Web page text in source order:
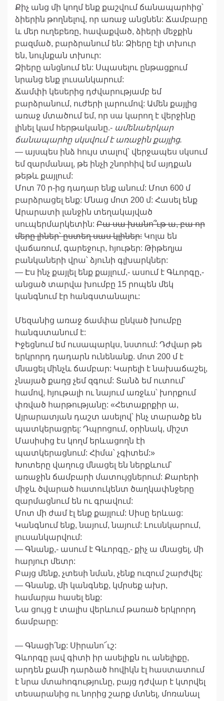
Քիչ անց մի կողմ ենք քաշվում ճանապարհից՝
ձիերին թողնելով, որ առաջ անցնեն: Ճամբարը
և մեր ուղեբեռը, հավաքված, ձիերի մեջքին
բազմած, բարձրանում են: Ձիերը էլի տխուր
են, նույնքան տխուր:
Ձիերը անցնում են: Սպասելու ընթացքում
նրանց ենք լուսանկարում:
Ճամփի կեսերից դժվարությամբ եմ
բարձրանում, ուժերի լարումով: Ամեն քայլից
առաջ մտածում եմ, որ սա կարող է վերջինը
լինել կամ հերթականը.- ամենաերկար
ճանապարհը սկսվում է առաջին քայլից.
— այսպես ինձ հույս տալով՝ վերջապես սկսում
եմ զարմանալ, թե ինչի շնորհիվ եմ այդքան
թեթև քայլում:
Մոտ 70 ր-ից դադար ենք անում: Մոտ 600 մ
բարձրացել ենք: Մնաց մոտ 200 մ: Հասել ենք
Արարատի լանջին տեղակայված
սուպերմարկետին: Բա սա խանո՞ւթ ա, բա որ
մերը լիներ՝ ըստեղ սաս կլիներ: Կոլա են
վաճառում, գարեջուր, հյութեր: Թիթեղյա
բանկաների վրա՝ ձյունի գլխարկներ:
— Էս ինչ քայլել ենք քայլում,- ասում է Գևորգը,-
անցած տարվա խումբը 15 րոպեն մեկ
կանգնում էր հանգստանալու:
Մեզանից առաջ ճամփա ընկած խումբը
հանգստանում է:
Իջեցնում եմ ուսապարկս, նստում: Դժվար թե
երկրորդ դադարն ունենանք. մոտ 200 մ է
մնացել մինչև ճամբար: Կարելի է նախաճաշել,
չնայած քաղց չեմ զգում: Տանձ եմ ուտում՝
համով, հյութալի ու նայում առջևս՝ խորքում
փռված հարթությանը: «Հետաքրքիր ա,
Այրարատյան դաշտ ասելով՝ ինչ տարածք են
պատկերացրել: Դպրոցում, օրինակ, միշտ
Մասիսից էս կողմ երևացողն էի
պատկերացնում: Հիմա՝ չգիտեմ:»
Խոտերը վաղուց մնացել են ներքևում՝
առաջին ճամբարի մատույցներում: Քարերի
միջև ծվարած հատուկենտ ծաղկափնջերը
զարմացնում են ու գրավում:
Մոտ մի ժամ էլ ենք քայլում: Սիսը երևաց:
Կանգնում ենք, նայում, նայում: Լուսնկարում,
լուսանկարվում:
— Գնանք,- ասում է Գևորգը,- քիչ ա մնացել, մի
հարյուր մետր:
Բայց մենք, չտեսի նման, չենք ուզում շարժվել:
— Գնանք, մի կանգնեք, կմրսեք ախր,
համարյա հասել ենք:
Նա ցույց է տալիս վերևում թառած երկրորդ
ճամբարը:
— Գնացի՛նք: Սիրանո՜ւշ:
Գևորգը լավ գիտի իր ասելիքն ու անելիքը,
արդեն քամի դարձած հովիկն էլ հաստատում
է նրա մտահոգությունը, բայց դժվար է կտրվել
տեսարանից ու նորից շարք մտնել, մոռանալ